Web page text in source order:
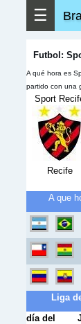
☰
Futbol:
A qué hora es
partido con una
Sport
Recife
A que
Liga
día del